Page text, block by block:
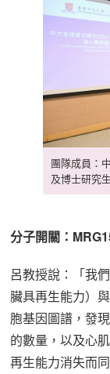
團隊成員：
及博士研究
分子開關：
呂教授說：「我
臟具再生能力）
胞基因圖譜，發
的數量，以及心
再生能力消失而